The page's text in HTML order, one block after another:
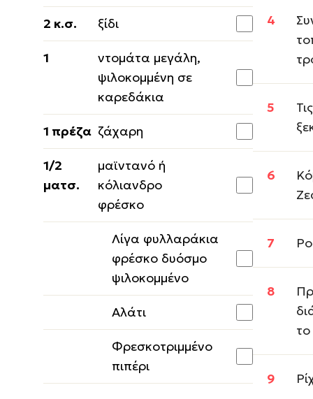
2 κ.σ. ξίδι
1
ντομάτα μεγάλη,
ψιλοκομμένη σε
καρεδάκια
1 πρέζα ζάχαρη
1/2
ματσ.
μαϊντανό ή
κόλιανδρο
φρέσκο
Λίγα φυλλαράκια
φρέσκο δυόσμο
ψιλοκομμένο
Αλάτι
Φρεσκοτριμμένο
πιπέρι
το